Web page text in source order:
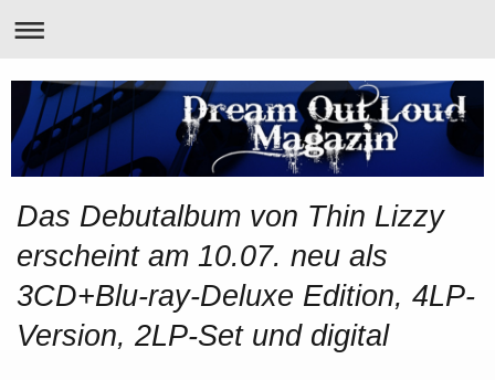
Das Debutalbum von Thin Lizzy
erscheint am 10.07. neu als
3CD+Blu-ray-Deluxe Edition, 4LP-
Version, 2LP-Set und digital